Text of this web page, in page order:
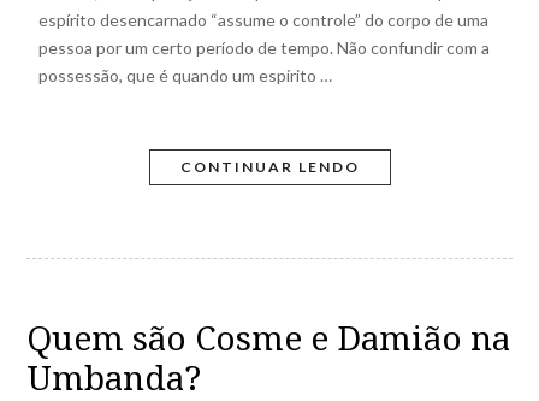
espírito desencarnado “assume o controle” do corpo de uma
pessoa por um certo período de tempo. Não confundir com a
possessão, que é quando um espírito …
CONTINUAR LENDO
Quem são Cosme e Damião na
Umbanda?